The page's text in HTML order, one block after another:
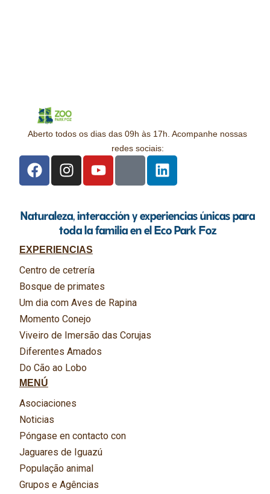
Aberto todos os dias das 09h às 17h. Acompanhe nossas
redes sociais:
Naturaleza, interacción y experiencias únicas para
toda la familia en el Eco Park Foz
EXPERIENCIAS
Centro de cetrería
Bosque de primates
Um dia com Aves de Rapina
Momento Conejo
Viveiro de Imersão das Corujas
Diferentes Amados
Do Cão ao Lobo
MENÚ
Asociaciones
Noticias
Póngase en contacto con
Jaguares de Iguazú
População animal
Grupos e Agências